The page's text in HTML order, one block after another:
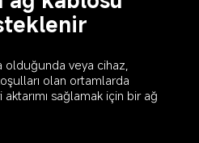
veya cihaz,
olan ortamlarda
sağlamak için bir ağ